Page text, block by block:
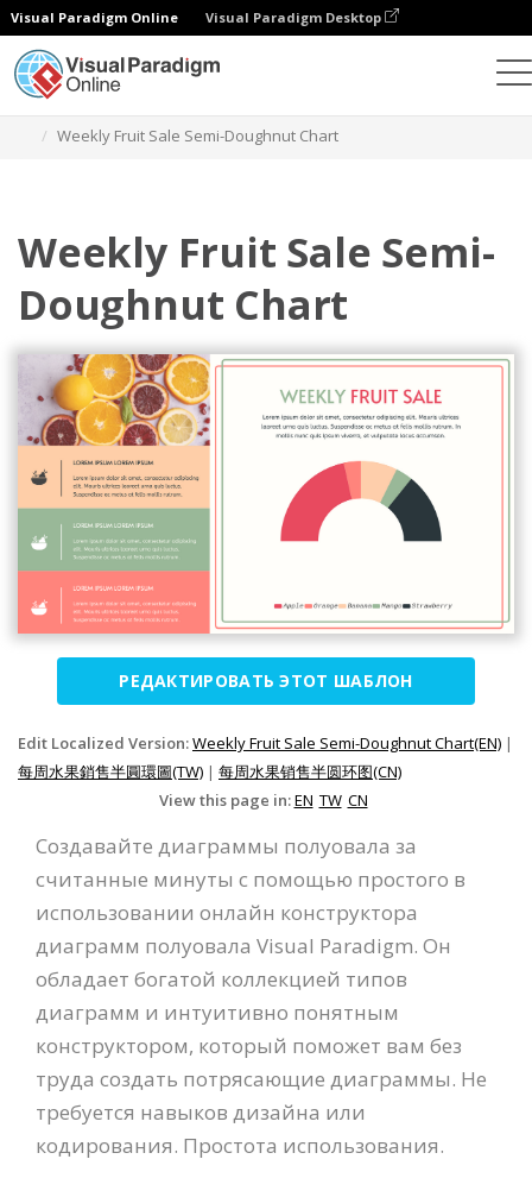
Visual Paradigm Online Visual Paradigm Desktop
Weekly Fruit Sale Semi-Doughnut Chart
Weekly Fruit Sale Semi-
Doughnut Chart
РЕДАКТИРОВАТЬ ЭТОТ ШАБЛОН
Edit Localized Version:Weekly Fruit Sale Semi-Doughnut Chart(EN) |
每周水果銷售半圓環圖(TW) | 每周水果销售半圆环图(CN)
View this page in:EN TW CN
Создавайте диаграммы полуовала за
считанные минуты с помощью простого в
использовании онлайн конструктора
диаграмм полуовала Visual Paradigm. Он
обладает богатой коллекцией типов
диаграмм и интуитивно понятным
конструктором, который поможет вам без
труда создать потрясающие диаграммы. Не
требуется навыков дизайна или
кодирования. Простота использования.